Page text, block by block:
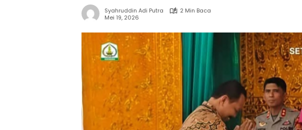
Syahruddin Adi Putra
2 Min Baca
Mei 19, 2026